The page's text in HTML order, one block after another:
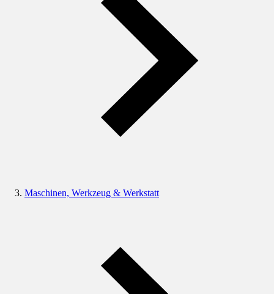
Maschinen, Werkzeug & Werkstatt